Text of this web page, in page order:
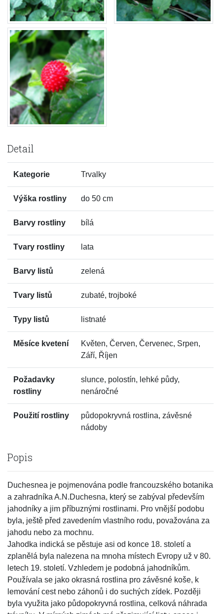
Detail
Kategorie Trvalky
Výška rostliny do 50 cm
Barvy rostliny bílá
Tvary rostliny lata
Barvy listů zelená
Tvary listů zubaté, trojboké
Typy listů listnaté
Měsíce kvetení
Květen, Červen, Červenec, Srpen,
Září, Říjen
Požadavky
rostliny
slunce, polostín, lehké půdy,
nenáročné
Použití rostliny
půdopokryvná rostlina, závěsné
nádoby
Popis
Duchesnea je pojmenována podle francouzského botanika
a zahradníka A.N.Duchesna, který se zabýval především
jahodníky a jim příbuznými rostlinami. Pro vnější podobu
byla, ještě před zavedením vlastního rodu, považována za
jahodu nebo za mochnu.
Jahodka indická se pěstuje asi od konce 18. století a
zplanělá byla nalezena na mnoha místech Evropy už v 80.
letech 19. století. Vzhledem je podobná jahodníkům.
Používala se jako okrasná rostlina pro závěsné koše, k
lemování cest nebo záhonů i do suchých zídek. Později
byla využita jako půdopokryvná rostlina, celková náhrada